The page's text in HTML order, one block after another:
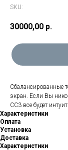
SKU:
30000,00 р.
Сбалансированные
экран. Если Вы
CC3 все будет
Характеристики
Оплата
Установка
Доставка
Характеристики